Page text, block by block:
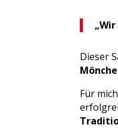
Dieser
Für